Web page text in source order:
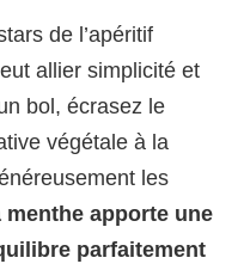
de l’apéritif
allier simplicité et
bol, écrasez le
végétale à la
les
menthe apporte une
parfaitement